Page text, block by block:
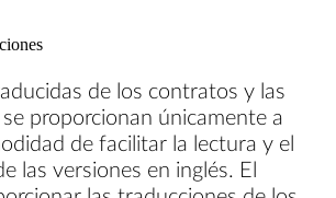
de los contratos y las
proporcionan únicamente a
de facilitar la lectura y el
las versiones en inglés. El